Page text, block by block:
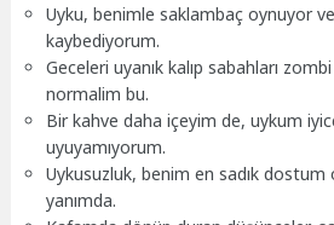
Uyku, benimle saklambaç oynuyor
kaybediyorum.
Geceleri uyanık kalıp sabahları
normalim bu.
Bir kahve daha içeyim de, uykum
uyuyamıyorum.
Uykusuzluk, benim en sadık dostum
yanımda.